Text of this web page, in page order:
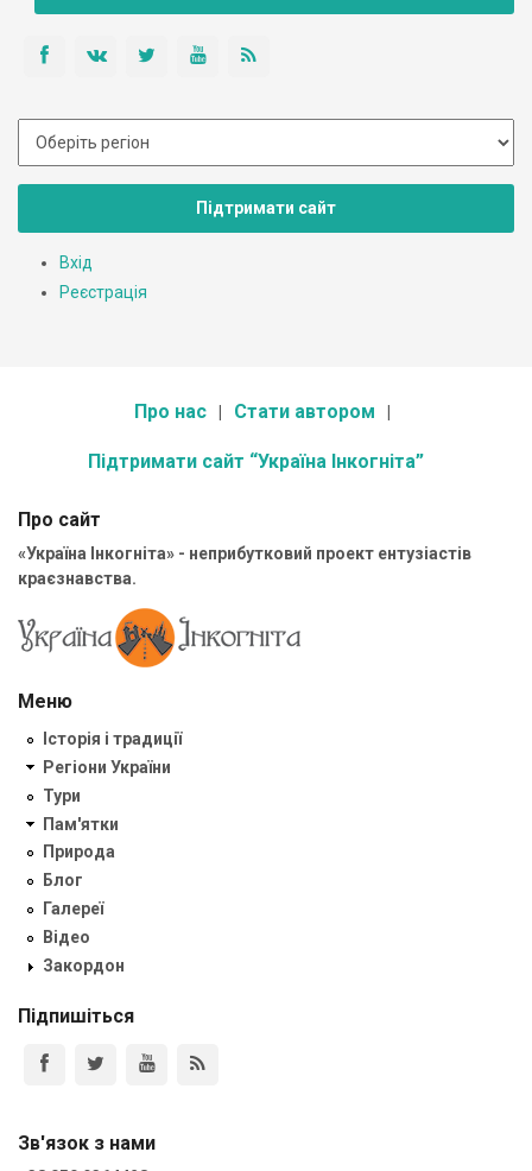
Підтримати сайт
Вхід
Реєстрація
Про нас Стати автором
Підтримати сайт “Україна Інкогніта”
Про сайт
«Україна Інкогніта» - неприбутковий проект ентузіастів
краєзнавства.
Меню
Історія і традиції
Регіони України
Тури
Пам'ятки
Природа
Блог
Галереї
Відео
Закордон
Підпишіться
Зв'язок з нами